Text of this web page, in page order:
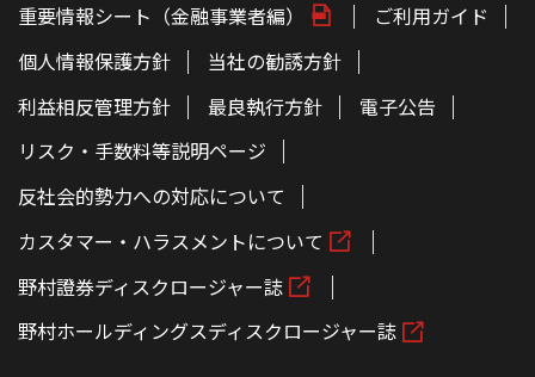
重要情報シート（金融事業者編）
ご利用ガイド
個人情報保護方針
当社の勧誘方針
利益相反管理方針
最良執行方針
電子公告
リスク・手数料等説明ページ
反社会的勢力への対応について
カスタマー・ハラスメントについて
野村證券ディスクロージャー誌
野村ホールディングスディスクロージャー誌